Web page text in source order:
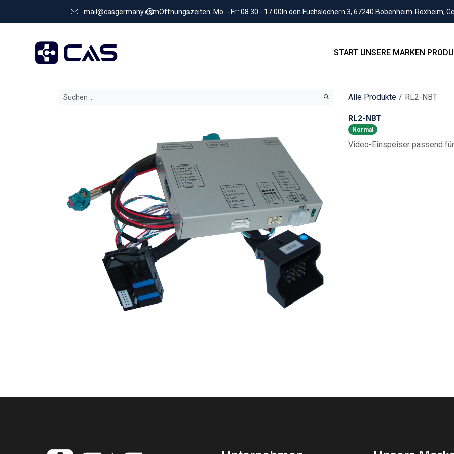
mail@casgermany.comÖffnungszeiten: Mo. - Fr.: 08.30 - 17.00 In den Fuchslöchern 3, 67240 Bobenheim-Roxheim,
START UNSERE MARKEN
Alle Produkte RL2-NBT
RL2-NBT
Normal
Video-Einspeiser passend